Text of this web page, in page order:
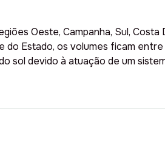
Oeste, Campanha, Sul,
Estado, os volumes ficam
sol devido à atuação de um